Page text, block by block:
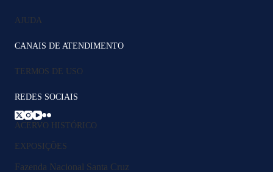
AJUDA
CANAIS DE ATENDIMENTO
TERMOS DE USO
REDES SOCIAIS
ACERVO HISTÓRICO
EXPOSIÇÕES
Fazenda Nacional Santa Cruz